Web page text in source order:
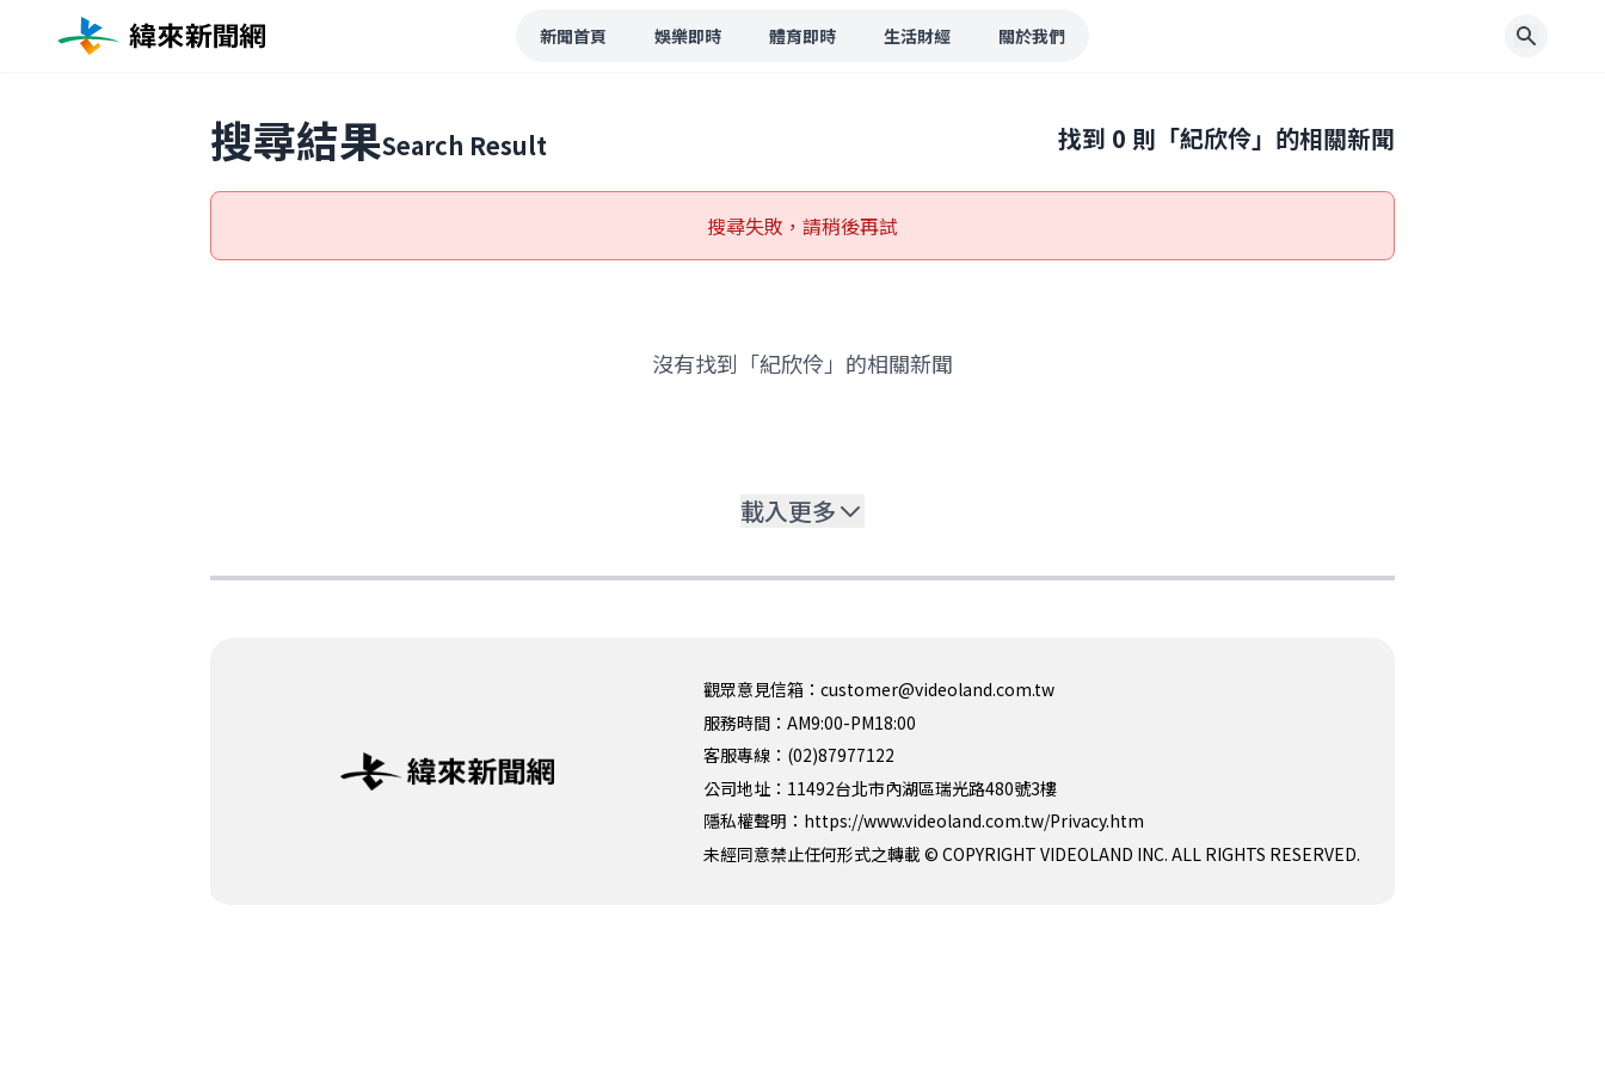
新聞首頁 娛樂即時 體育即時 生活財經 關於我們
搜尋結果Search Result 找到 0 則「紀欣伶」的相關新聞
搜尋失敗，請稍後再試
沒有找到「紀欣伶」的相關新聞
載入更多
觀眾意見信箱：customer@videoland.com.tw
服務時間：AM9:00-PM18:00
客服專線：(02)87977122
公司地址：11492台北市內湖區瑞光路480號3樓
隱私權聲明： https://www.videoland.com.tw/Privacy.htm
未經同意禁止任何形式之轉載 © COPYRIGHT VIDEOLAND INC. ALL RIGHTS RESERVED.